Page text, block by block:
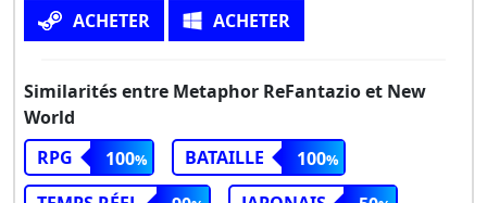
ACHETER ACHETER
Similarités entre Metaphor ReFantazio et New
World
RPG
100 BATAILLE
100